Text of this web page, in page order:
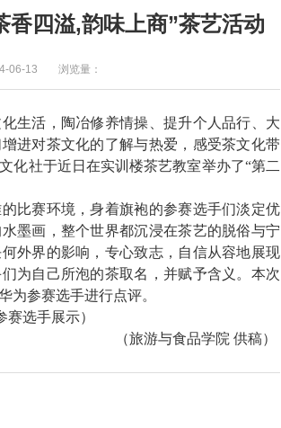
香四溢,韵味上商”茶艺活动
06-13 浏览量：
生活，陶冶修养情操、提升个人品行、大
进对茶文化的了解与热爱，感受茶文化带
化社于近日在实训楼茶艺教室举办了“第二
比赛环境，身着旗袍的参赛选手们淡定优
墨画，整个世界都沉浸在茶艺的脱俗与宁
外界的影响，专心致志，自信从容地展现
为自己所泡的茶取名，并赋予含义。本次
为参赛选手进行点评。
赛选手展示）
（旅游与食品学院 供稿）